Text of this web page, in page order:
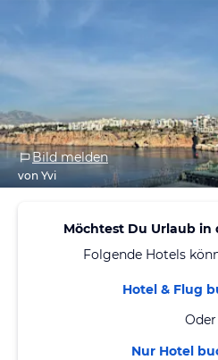
Bild melden
von Yvi
Möchtest Du Urlaub in
Folgende Hotels
Hotel & Flug
Oder
Nur Hotel